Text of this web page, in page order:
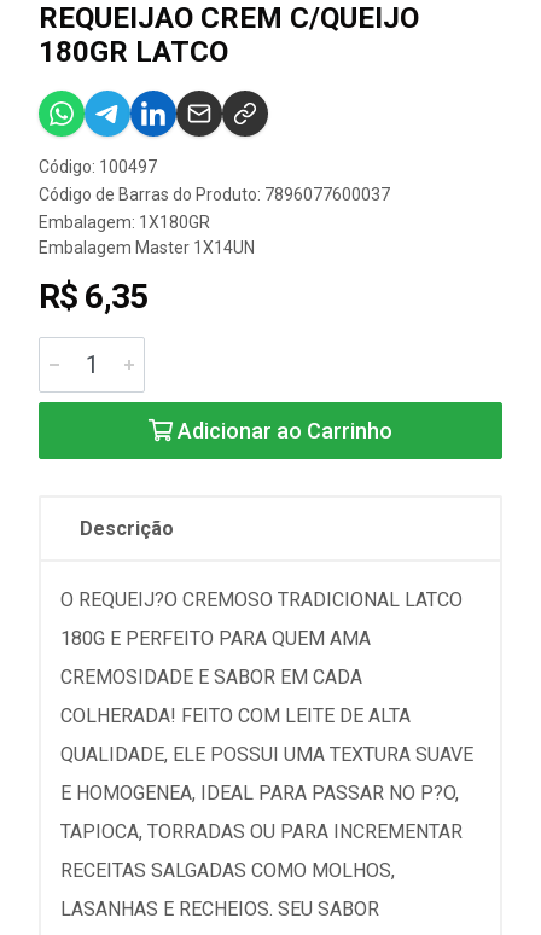
REQUEIJAO CREM C/QUEIJO
180GR LATCO
Código: 100497
Código de Barras do Produto: 7896077600037
Embalagem: 1X180GR
Embalagem Master 1X14UN
R$ 6,35
Adicionar ao Carrinho
Descrição
O REQUEIJ?O CREMOSO TRADICIONAL LATCO
180G E PERFEITO PARA QUEM AMA
CREMOSIDADE E SABOR EM CADA
COLHERADA! FEITO COM LEITE DE ALTA
QUALIDADE, ELE POSSUI UMA TEXTURA SUAVE
E HOMOGENEA, IDEAL PARA PASSAR NO P?O,
TAPIOCA, TORRADAS OU PARA INCREMENTAR
RECEITAS SALGADAS COMO MOLHOS,
LASANHAS E RECHEIOS. SEU SABOR